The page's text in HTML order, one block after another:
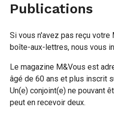
Publications
Si vous n'avez pas reçu
boîte-aux-lettres, nous vous
Le magazine M&Vous est
âgé de 60 ans et plus inscrit
Un(e) conjoint(e) ne pouvant
peut en recevoir deux.